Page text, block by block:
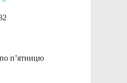
по п’ятницю